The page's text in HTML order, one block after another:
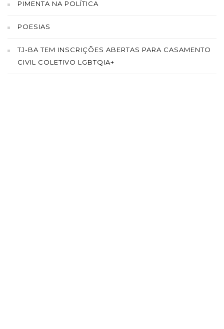
PIMENTA NA POLÍTICA
POESIAS
TJ-BA TEM INSCRIÇÕES ABERTAS PARA CASAMENTO
CIVIL COLETIVO LGBTQIA+